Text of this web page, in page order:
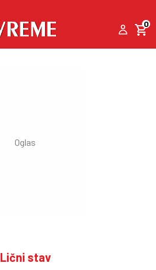
0
Lični stav